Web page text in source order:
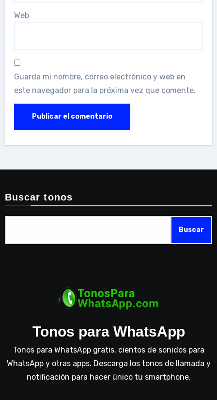
Web
Guarda mi nombre, correo electrónico y web en
este navegador para la próxima vez que comente.
Buscar tonos
Buscar
Tonos para WhatsApp
Tonos para WhatsApp gratis, cientos de sonidos para
WhatsApp y otras apps. Descarga los tonos de llamada y
notificación para hacer único tu smartphone.